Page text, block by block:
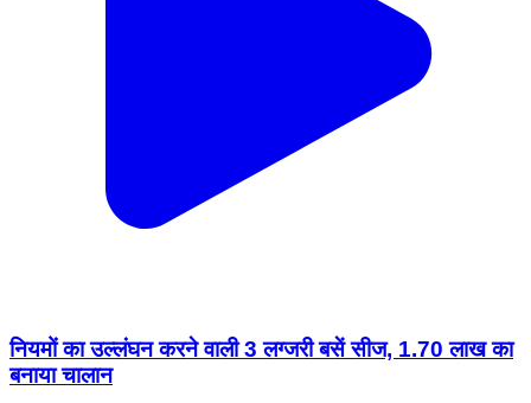
नियमों का उल्लंघन करने वाली 3 लग्जरी बसें सीज, 1.70 लाख का
बनाया चालान